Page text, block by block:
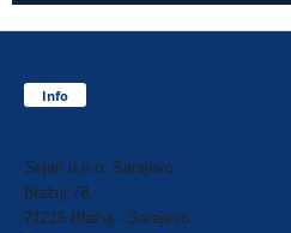
Info
Sejari d.o.o. Sarajevo
Blažuj 78,
71215 Blažuj - Sarajevo